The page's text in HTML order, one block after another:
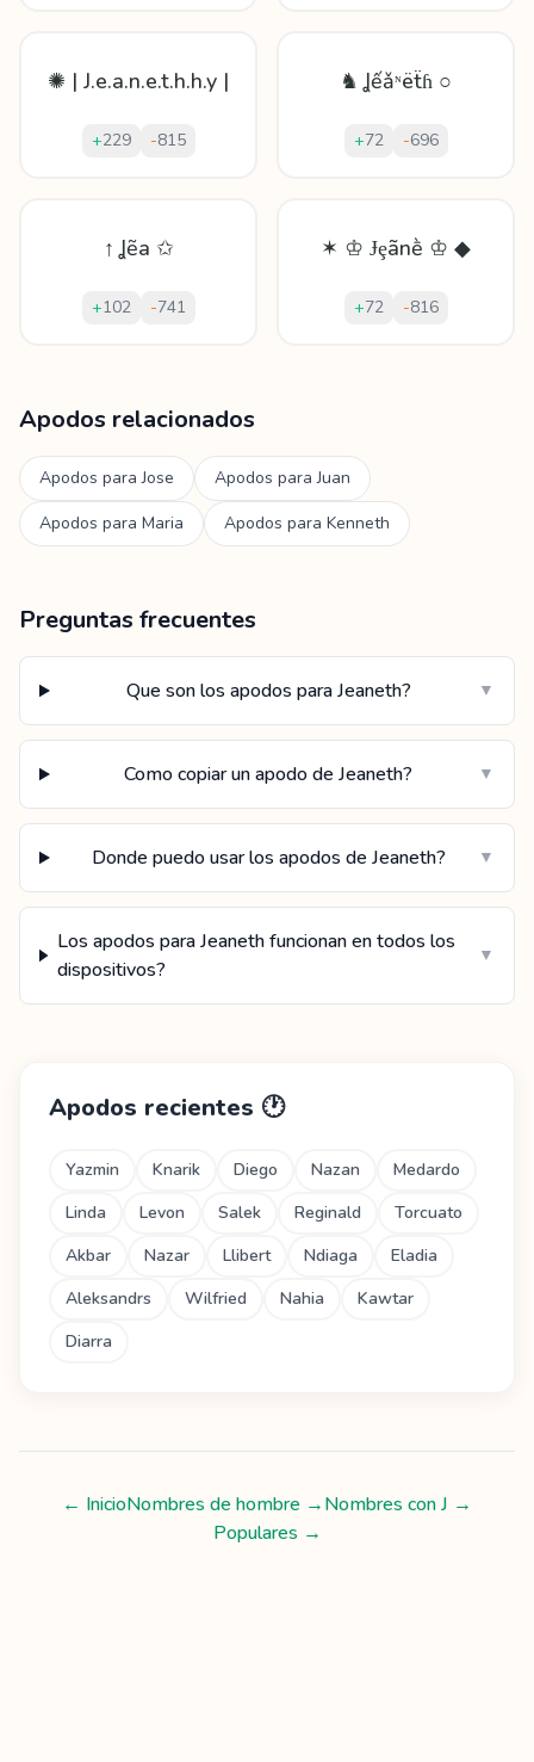
✺ | J.e.a.n.e.t.h.h.y |
+229 -815
♞ Ʝếǎᶰëẗɦ ○
+72 -696
↑ Ʝẽa ✩
+102 -741
✶ ♔ Ɉȩãnḕ ♔ ◆
+72 -816
Apodos relacionados
Apodos paraJose Apodos paraJuan
Apodos para Maria Apodos para Kenneth
Preguntas frecuentes
Que son los apodos para Jeaneth? ▼
Como copiar un apodo de Jeaneth? ▼
Donde puedo usar los apodos de Jeaneth? ▼
Los apodos para Jeaneth funcionan en todos los
dispositivos?
▼
Apodos recientes 🕐
Yazmin Knarik Diego Nazan
Medardo
Linda
Levon Salek Reginald
Torcuato
Akbar
Nazar Llibert Ndiaga
Eladia
Aleksandrs
Wilfried Nahia
Kawtar
Diarra
← InicioNombres de hombre →Nombres conJ →
Populares →